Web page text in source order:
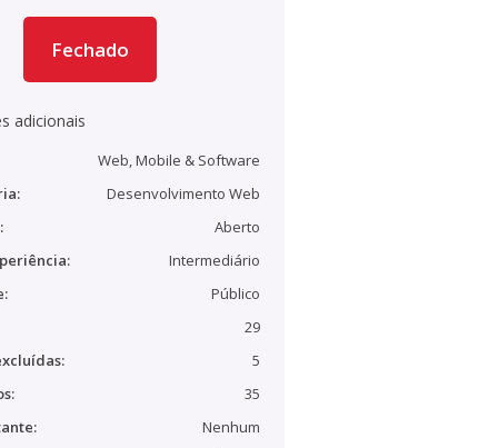
Fechado
adicionais
Web, Mobile & Software
Desenvolvimento Web
Aberto
Intermediário
Público
29
5
35
Nenhum